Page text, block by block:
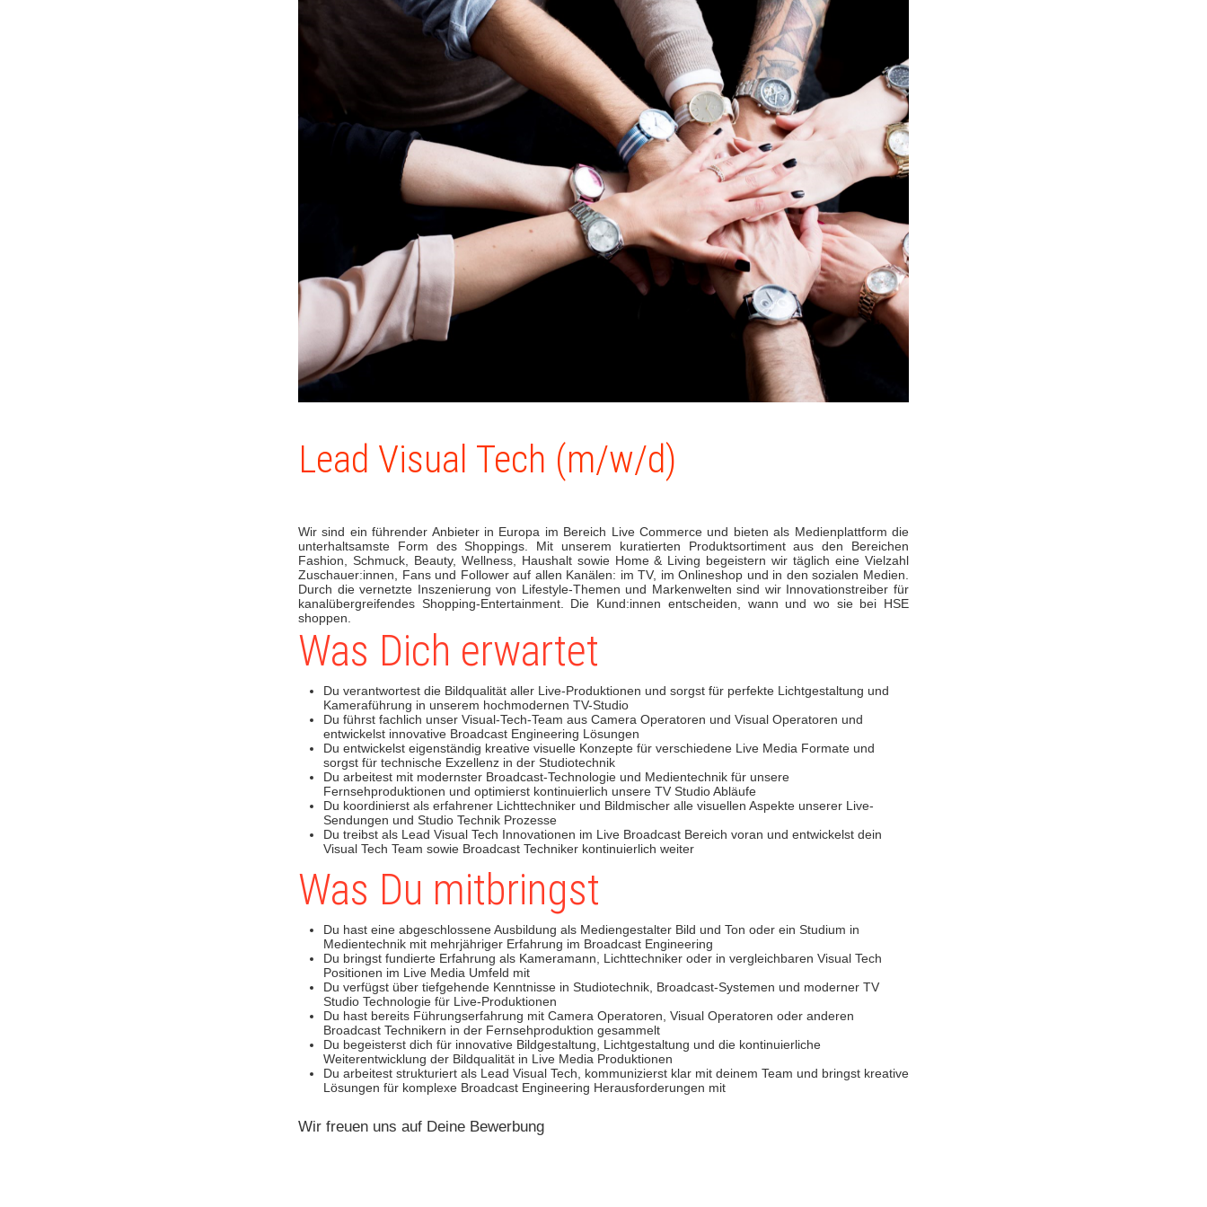
Lead Visual Tech (m/w/d)
Wir sind ein führender Anbieter in Europa im Bereich Live Commerce und bieten als Medienplattform die
unterhaltsamste Form des Shoppings. Mit unserem kuratierten Produktsortiment aus den Bereichen
Fashion, Schmuck, Beauty, Wellness, Haushalt sowie Home & Living begeistern wir täglich eine Vielzahl
Zuschauer:innen, Fans und Follower auf allen Kanälen: im TV, im Onlineshop und in den sozialen Medien.
Durch die vernetzte Inszenierung von Lifestyle-Themen und Markenwelten sind wir Innovationstreiber für
kanalübergreifendes Shopping-Entertainment. Die Kund:innen entscheiden, wann und wo sie bei HSE
shoppen.
Was Dich erwartet
Du verantwortest die Bildqualität aller Live-Produktionen und sorgst für perfekte Lichtgestaltung und
Kameraführung in unserem hochmodernen TV-Studio
Du führst fachlich unser Visual-Tech-Team aus Camera Operatoren und Visual Operatoren und
entwickelst innovative Broadcast Engineering Lösungen
Du entwickelst eigenständig kreative visuelle Konzepte für verschiedene Live Media Formate und
sorgst für technische Exzellenz in der Studiotechnik
Du arbeitest mit modernster Broadcast-Technologie und Medientechnik für unsere
Fernsehproduktionen und optimierst kontinuierlich unsere TV Studio Abläufe
Du koordinierst als erfahrener Lichttechniker und Bildmischer alle visuellen Aspekte unserer Live-
Sendungen und Studio Technik Prozesse
Du treibst als Lead Visual Tech Innovationen im Live Broadcast Bereich voran und entwickelst dein
Visual Tech Team sowie Broadcast Techniker kontinuierlich weiter
Was Du mitbringst
Du hast eine abgeschlossene Ausbildung als Mediengestalter Bild und Ton oder ein Studium in
Medientechnik mit mehrjähriger Erfahrung im Broadcast Engineering
Du bringst fundierte Erfahrung als Kameramann, Lichttechniker oder in vergleichbaren Visual Tech
Positionen im Live Media Umfeld mit
Du verfügst über tiefgehende Kenntnisse in Studiotechnik, Broadcast-Systemen und moderner TV
Studio Technologie für Live-Produktionen
Du hast bereits Führungserfahrung mit Camera Operatoren, Visual Operatoren oder anderen
Broadcast Technikern in der Fernsehproduktion gesammelt
Du begeisterst dich für innovative Bildgestaltung, Lichtgestaltung und die kontinuierliche
Weiterentwicklung der Bildqualität in Live Media Produktionen
Du arbeitest strukturiert als Lead Visual Tech, kommunizierst klar mit deinem Team und bringst kreative
Lösungen für komplexe Broadcast Engineering Herausforderungen mit
Wir freuen uns auf Deine Bewerbung